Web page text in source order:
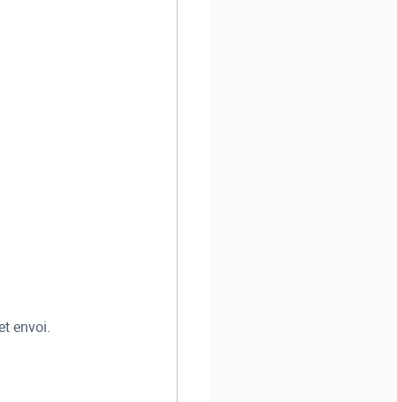
envoi.